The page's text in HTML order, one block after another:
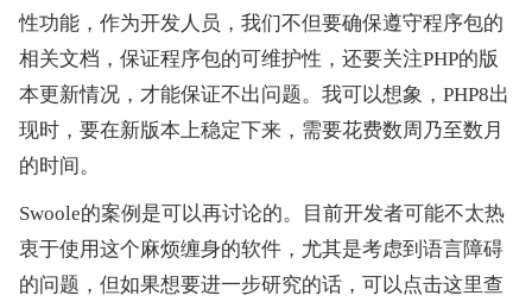
性功能，作为开发人员，我们不但要确保遵守程序包的
相关文档，保证程序包的可维护性，还要关注PHP的版
本更新情况，才能保证不出问题。我可以想象，PHP8出
现时，要在新版本上稳定下来，需要花费数周乃至数月
的时间。
Swoole的案例是可以再讨论的。目前开发者可能不太热
衷于使用这个麻烦缠身的软件，尤其是考虑到语言障碍
的问题，但如果想要进一步研究的话，可以点击这里查